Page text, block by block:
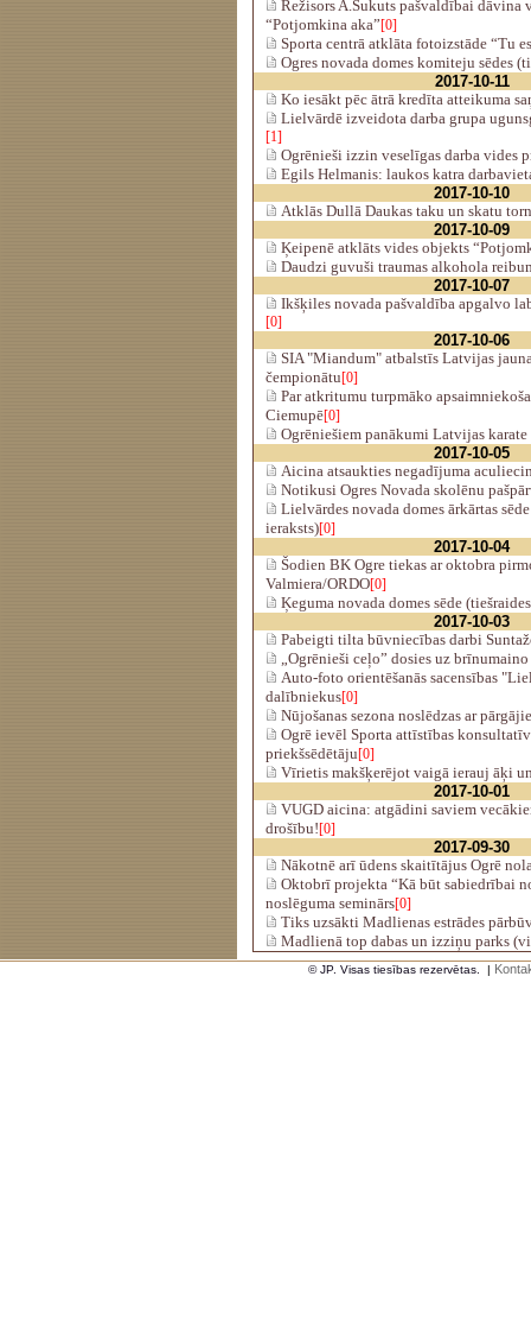
Režisors A.Sukuts pašvaldībai dāvina
“Potjomkina aka”[0]
Sporta centrā atklāta fotoizstāde “Tu
Ogres novada domes komiteju sēdes
2017-10-11
Ko iesākt pēc ātrā kredīta atteikuma
Lielvārdē izveidota darba grupa
[1]
Ogrēnieši izzin veselīgas darba vides
Egils Helmanis: laukos katra
2017-10-10
Atklās Dullā Daukas taku un skatu
2017-10-09
Ķeipenē atklāts vides objekts
Daudzi guvuši traumas alkohola
2017-10-07
Ikšķiles novada pašvaldība apgalvo
[0]
2017-10-06
SIA "Miandum" atbalstīs Latvijas
čempionātu[0]
Par atkritumu turpmāko
Ciemupē[0]
Ogrēniešiem panākumi Latvijas
2017-10-05
Aicina atsaukties negadījuma
Notikusi Ogres Novada skolēnu
Lielvārdes novada domes ārkārtas
ieraksts)[0]
2017-10-04
Šodien BK Ogre tiekas ar oktobra
Valmiera/ORDO[0]
Ķeguma novada domes sēde
2017-10-03
Pabeigti tilta būvniecības darbi
„Ogrēnieši ceļo” dosies uz
Auto-foto orientēšanās sacensības
dalībniekus[0]
Nūjošanas sezona noslēdzas ar
Ogrē ievēl Sporta attīstības
priekšsēdētāju[0]
Vīrietis makšķerējot vaigā ierauj āķi
2017-10-01
VUGD aicina: atgādini saviem
drošību![0]
2017-09-30
Nākotnē arī ūdens skaitītājus Ogrē
Oktobrī projekta “Kā būt sabiedrībai
noslēguma seminārs[0]
Tiks uzsākti Madlienas estrādes
Madlienā top dabas un izziņu parks
© JP. Visas tiesības rezervētas. |